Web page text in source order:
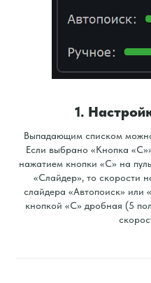
1.
Выпадающим списком
Если выбрано «Кнопка
нажатием кнопки «С» на
«Слайдер», то скорости
слайдера «Автопоиск» или
кнопкой «С» дробная (5